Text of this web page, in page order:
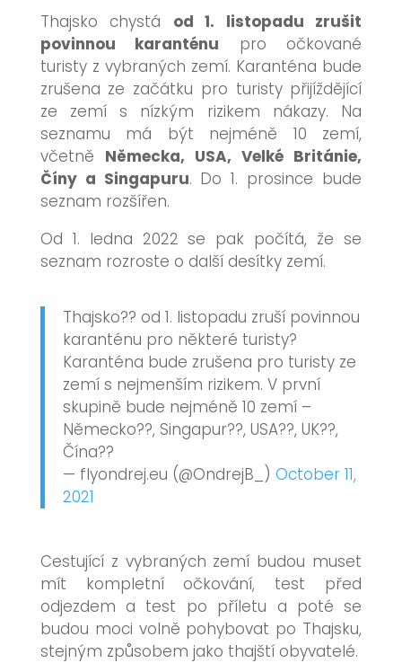
Thajsko chystá od 1. listopadu zrušit
povinnou karanténu pro očkované
turisty z vybraných zemí. Karanténa bude
zrušena ze začátku pro turisty přijíždějící
ze zemí s nízkým rizikem nákazy. Na
seznamu má být nejméně 10 zemí,
včetně Německa, USA, Velké Británie,
Číny a Singapuru. Do 1. prosince bude
seznam rozšířen.
Od 1. ledna 2022 se pak počítá, že se
seznam rozroste o další desítky zemí.
Thajsko?? od 1. listopadu zruší povinnou
karanténu pro některé turisty?
Karanténa bude zrušena pro turisty ze
zemí s nejmenším rizikem. V první
skupině bude nejméně 10 zemí –
Německo??, Singapur??, USA??, UK??,
Čína??
— flyondrej.eu (@OndrejB_) October 11,
2021
Cestující z vybraných zemí budou muset
mít kompletní očkování, test před
odjezdem a test po příletu a poté se
budou moci volně pohybovat po Thajsku,
stejným způsobem jako thajští obyvatelé.